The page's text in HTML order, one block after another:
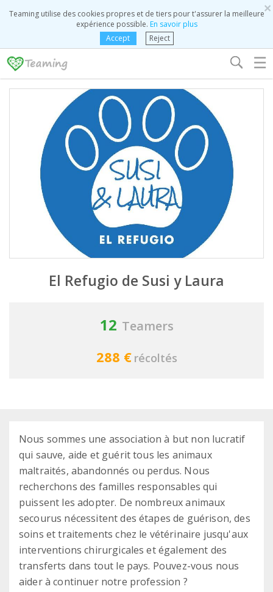
×
Teaming utilise des cookies propres et de tiers pour t'assurer la meilleure
expérience possible. En savoir plus
Accept
Reject
☰
El Refugio de Susi y Laura
12 Teamers
288 € récoltés
Nous sommes une association à but non lucratif
qui sauve, aide et guérit tous les animaux
maltraités, abandonnés ou perdus. Nous
recherchons des familles responsables qui
puissent les adopter. De nombreux animaux
secourus nécessitent des étapes de guérison, des
soins et traitements chez le vétérinaire jusqu'aux
interventions chirurgicales et également des
transferts dans tout le pays. Pouvez-vous nous
aider à continuer notre profession ?